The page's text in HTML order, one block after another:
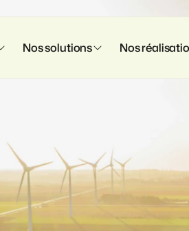
Nos solutions Nos